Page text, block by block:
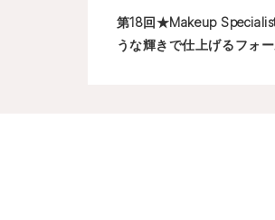
第18回★Makeup
うな輝きで仕上げるフォ